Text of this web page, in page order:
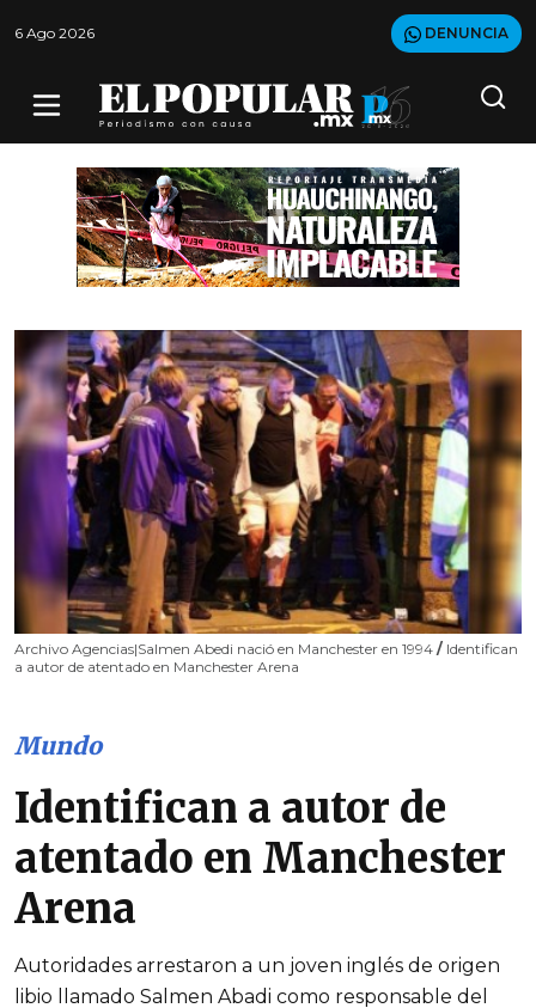
6 Ago 2026 DENUNCIA
Archivo Agencias|Salmen Abedi nació en Manchester en 1994 / Identifican
a autor de atentado en Manchester Arena
Mundo
Identifican a autor de
atentado en Manchester
Arena
Autoridades arrestaron a un joven inglés de origen
libio llamado Salmen Abadi como responsable del